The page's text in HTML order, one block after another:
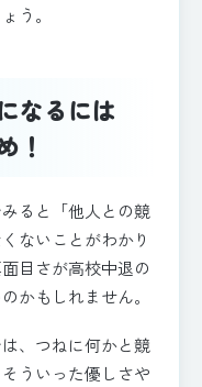
う。
なるには
！
ると「他人との競
ないことがわかり
目さが高校中退の
かもしれません。
、つねに何かと競
ういった優しさや